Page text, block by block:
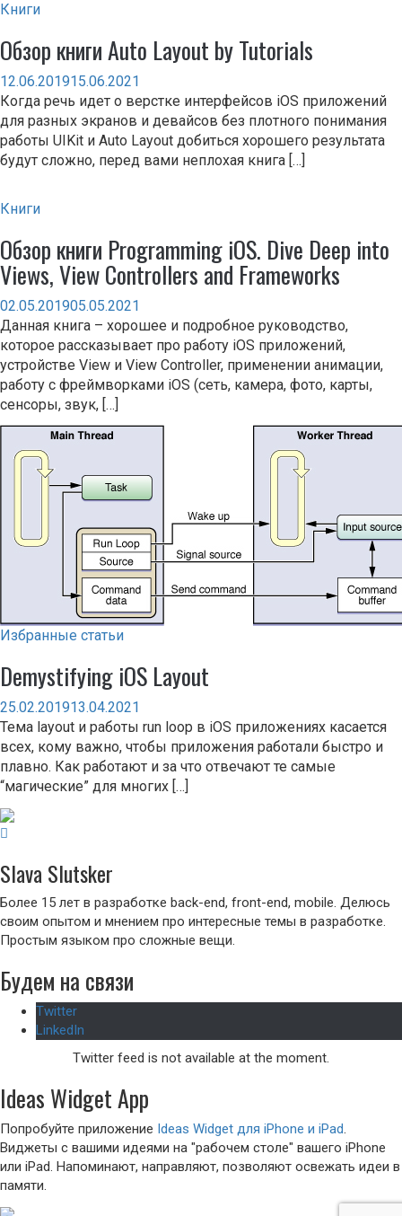
Книги
Обзор книги Auto Layout by Tutorials
12.06.201915.06.2021
Когда речь идет о верстке интерфейсов iOS приложений
для разных экранов и девайсов без плотного понимания
работы UIKit и Auto Layout добиться хорошего результата
будут сложно, перед вами неплохая книга […]
Книги
Обзор книги Programming iOS. Dive Deep into
Views, View Controllers and Frameworks
02.05.201905.05.2021
Данная книга – хорошее и подробное руководство,
которое рассказывает про работу iOS приложений,
устройстве View и View Controller, применении анимации,
работу с фреймворками iOS (сеть, камера, фото, карты,
сенсоры, звук, […]
Избранные статьи
Demystifying iOS Layout
25.02.201913.04.2021
Тема layout и работы run loop в iOS приложениях касается
всех, кому важно, чтобы приложения работали быстро и
плавно. Как работают и за что отвечают те самые
“магические” для многих […]
Slava Slutsker
Более 15 лет в разработке back-end, front-end, mobile. Делюсь
своим опытом и мнением про интересные темы в разработке.
Простым языком про сложные вещи.
Будем на связи
Twitter
LinkedIn
Twitter feed is not available at the moment.
Ideas Widget App
Попробуйте приложение Ideas Widget для iPhone и iPad.
Виджеты с вашими идеями на "рабочем столе" вашего iPhone
или iPad. Напоминают, направляют, позволяют освежать идеи в
памяти.